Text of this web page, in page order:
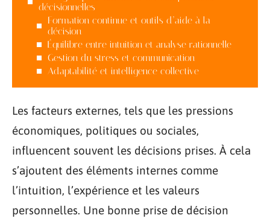
décisionnelles
Formation continue et outils d’aide à la
décision
Équilibre entre intuition et analyse rationnelle
Gestion du stress et communication
Adaptabilité et intelligence collective
Les facteurs externes, tels que les pressions
économiques, politiques ou sociales,
influencent souvent les décisions prises. À cela
s’ajoutent des éléments internes comme
l’intuition, l’expérience et les valeurs
personnelles. Une bonne prise de décision